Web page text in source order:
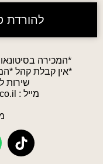
להורדת
*המכירה בסיטונאות מ- 50 יחידות ומעלה
*אין קבלת קהל
שירות
מייל :